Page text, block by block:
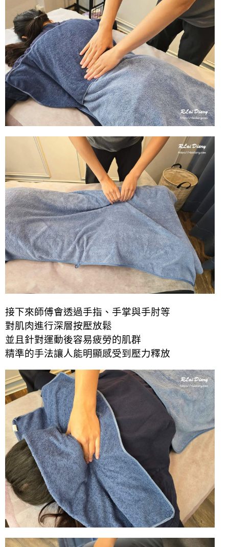
接下來師傅會透過手指、手掌與手肘等
對肌肉進行深層按壓放鬆
並且針對運動後容易疲勞的肌群
精準的手法讓人能明顯感受到壓力釋放